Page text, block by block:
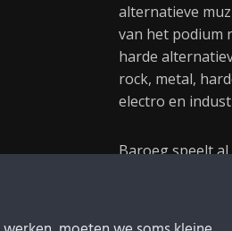
alternatieve
van het podium
harde
rock, metal,
electro en
Baroeg speelt